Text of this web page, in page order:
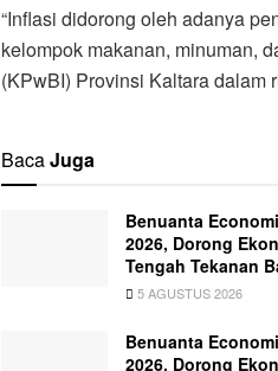
“Inflasi didorong oleh adanya
kelompok makanan, minuman,
(KPwBI) Provinsi Kaltara dalam
BacaJuga
Benuanta
2026, Dorong
Tengah Tekanan
5 AGUSTUS 2026
Benuanta
2026, Dorong